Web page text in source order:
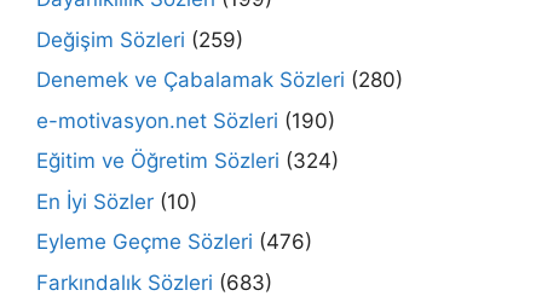
Değişim Sözleri (259)
Denemek ve Çabalamak Sözleri (280)
e-motivasyon.net Sözleri (190)
Eğitim ve Öğretim Sözleri (324)
En İyi Sözler (10)
Eyleme Geçme Sözleri (476)
Farkındalık Sözleri (683)